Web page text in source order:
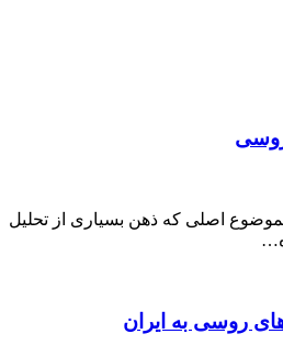
اصلی که ذهن بسیاری از تحلیل
روسی به ایران